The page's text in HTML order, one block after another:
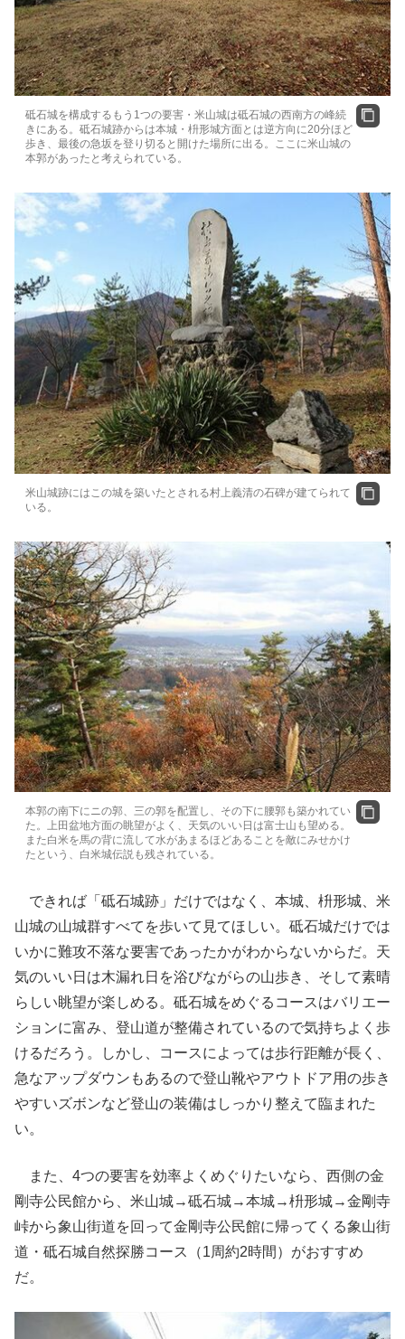
砥石城を構成するもう1つの要害・米山城は砥石城の西南方の峰続
きにある。砥石城跡からは本城・枡形城方面とは逆方向に20分ほど
歩き、最後の急坂を登り切ると開けた場所に出る。ここに米山城の
本郭があったと考えられている。
米山城跡にはこの城を築いたとされる村上義清の石碑が建てられて
いる。
本郭の南下にニの郭、三の郭を配置し、その下に腰郭も築かれてい
た。上田盆地方面の眺望がよく、天気のいい日は富士山も望める。
また白米を馬の背に流して水があまるほどあることを敵にみせかけ
たという、白米城伝説も残されている。
できれば「砥石城跡」だけではなく、本城、枡形城、米
山城の山城群すべてを歩いて見てほしい。砥石城だけでは
いかに難攻不落な要害であったかがわからないからだ。天
気のいい日は木漏れ日を浴びながらの山歩き、そして素晴
らしい眺望が楽しめる。砥石城をめぐるコースはバリエー
ションに富み、登山道が整備されているので気持ちよく歩
けるだろう。しかし、コースによっては歩行距離が長く、
急なアップダウンもあるので登山靴やアウトドア用の歩き
やすいズボンなど登山の装備はしっかり整えて臨まれた
い。
また、4つの要害を効率よくめぐりたいなら、西側の金
剛寺公民館から、米山城→砥石城→本城→枡形城→金剛寺
峠から象山街道を回って金剛寺公民館に帰ってくる象山街
道・砥石城自然探勝コース（1周約2時間）がおすすめ
だ。